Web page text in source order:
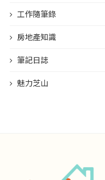
工作隨筆錄
房地產知識
筆記日誌
魅力芝山